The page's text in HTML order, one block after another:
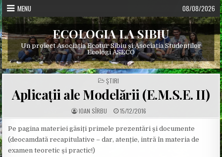
Skip
to
content
MENU 08/08/2026
ECOLOGIA LA SIBIU
Un proiect Asociația Ecotur Sibiu și Asociația Studenților
Ecologi ASECO
POSTED
IN
ŞTIRI
Aplicații ale Modelării (E.M.S.E. II)
A
U
H
R
IOAN SÎRBU P
U
L
I
S
15/12/2016
Pe pagina materiei găsiți primele prezentări și documente
(deocamdată recapitulative – dar, atenție, intră în materia de
examen teoretic și practic!)